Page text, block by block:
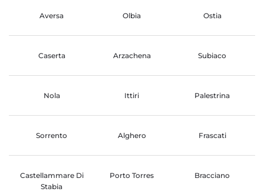
Aversa Olbia Ostia
Caserta Arzachena Subiaco
Nola Ittiri Palestrina
Sorrento Alghero Frascati
Castellammare Di
Stabia
Porto Torres Bracciano